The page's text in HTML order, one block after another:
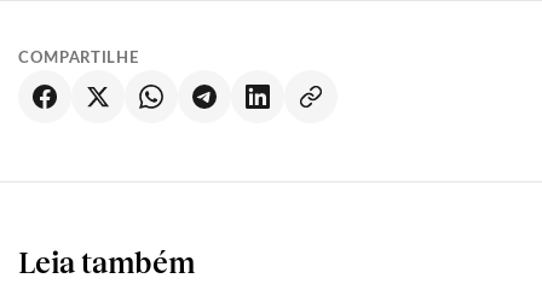
COMPARTILHE
Leia também